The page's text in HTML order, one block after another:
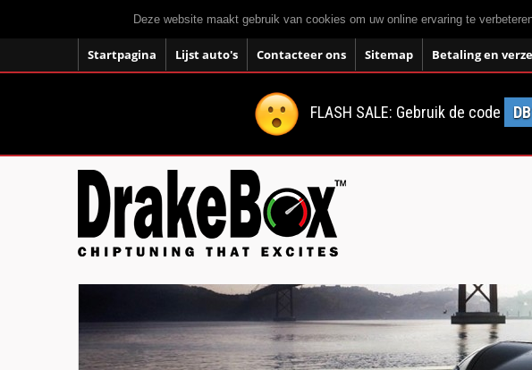
Deze website maakt gebruik van cookies om uw online ervaring te
Startpagina Lijst auto's Contacteer ons Sitemap Betaling en
FLASH SALE: Gebruik de code